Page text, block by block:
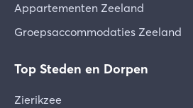
Appartementen Zeeland
Groepsaccommodaties Zeeland
Top Steden en Dorpen
Zierikzee